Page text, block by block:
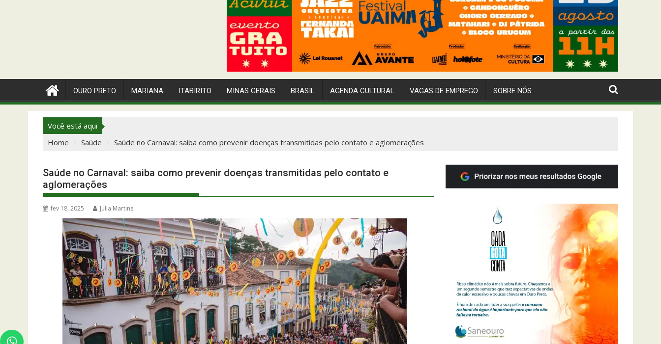
OURO PRETO MARIANA ITABIRITO MINAS GERAIS BRASIL AGENDA CULTURAL VAGAS DE EMPREGO SOBRE NÓS
Você está aqui
Home
Saúde Saúde no Carnaval: saiba como prevenir doenças transmitidas pelo contato e aglomerações
Saúde no Carnaval: saiba como prevenir doenças transmitidas pelo contato e
aglomerações
fev 18, 2025 Júlia Martins